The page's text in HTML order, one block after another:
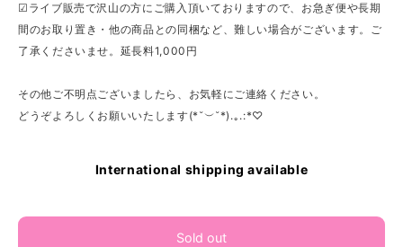
☑ライブ販売で沢山の方にご購入頂いておりますので、お急ぎ便や長期
間のお取り置き・他の商品との同梱など、難しい場合がございます。ご
了承くださいませ。延長料1,000円
その他ご不明点ございましたら、お気軽にご連絡ください。
どうぞよろしくお願いいたします(*˘︶˘*).｡.:*♡
International shipping available
Sold out